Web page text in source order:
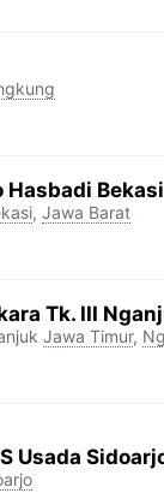
Hasbadi Bekasi
, Jawa Barat
Tk. III
Jawa Timur,
Usada